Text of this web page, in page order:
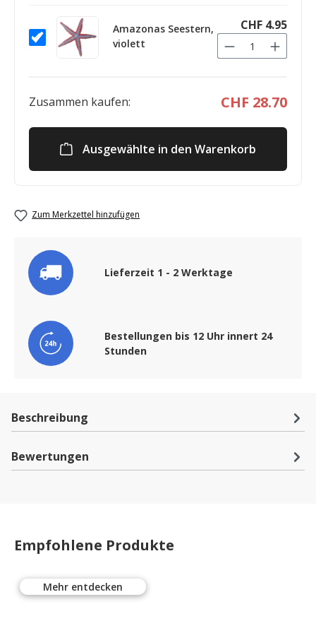
Amazonas Seestern,
violett
CHF 4.95
Zusammen kaufen: CHF 28.70
Ausgewählte in den Warenkorb
Zum Merkzettel hinzufügen
Lieferzeit 1 - 2 Werktage
Bestellungen bis 12 Uhr innert 24
Stunden
Beschreibung
Bewertungen
Empfohlene Produkte
Mehr entdecken